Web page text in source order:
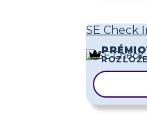
SE Check